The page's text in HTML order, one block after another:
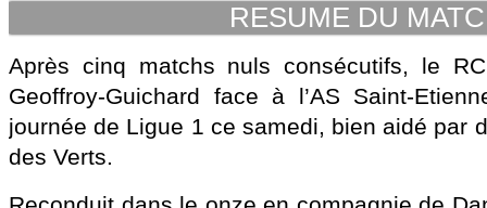
RESUME DU
Après cinq matchs nuls consécutifs, le
Geoffroy-Guichard face à l’AS Saint-
journée de Ligue 1 ce samedi, bien aidé par
des Verts.